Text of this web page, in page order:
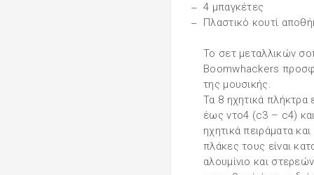
4 μπαγκέτες
Πλαστικό κουτί
Το σετ μεταλλικών
Boomwhackers
της μουσικής.
Τα 8 ηχητικά πλήκτρα
έως ντο4 (c3 – c4) και
ηχητικά πειράματα
πλάκες τους είναι
αλουμίνιο και